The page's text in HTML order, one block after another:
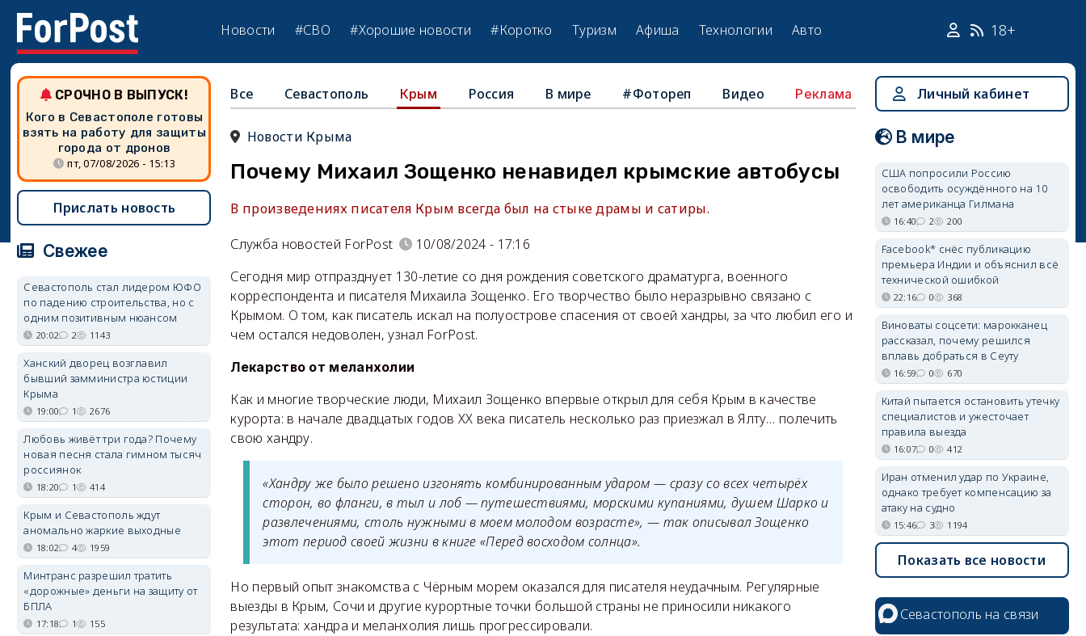
Новости #СВО #Хорошие новости #Коротко Туризм Афиша Технологии Авто 18+
Все Севастополь Крым Россия В мире #Фотореп Видео Реклама
Новости Крыма
Почему Михаил Зощенко ненавидел крымские автобусы
В произведениях писателя Крым всегда был на стыке драмы и сатиры.
Служба новостей ForPost
10/08/2024 - 17:16
Сегодня мир отпразднует 130-летие со дня рождения советского драматурга, военного
корреспондента и писателя Михаила Зощенко. Его творчество было неразрывно связано с
Крымом. О том, как писатель искал на полуострове спасения от своей хандры, за что любил его и
чем остался недоволен, узнал ForPost.
Лекарство от меланхолии
Как и многие творческие люди, Михаил Зощенко впервые открыл для себя Крым в качестве
курорта: в начале двадцатых годов XX века писатель несколько раз приезжал в Ялту… полечить
свою хандру.
«Хандру же было решено изгонять комбинированным ударом — сразу со всех четырёх
сторон, во фланги, в тыл и лоб — путешествиями, морскими купаниями, душем Шарко и
развлечениями, столь нужными в моем молодом возрасте», — так описывал Зощенко
этот период своей жизни в книге «Перед восходом солнца».
Но первый опыт знакомства с Чёрным морем оказался для писателя неудачным. Регулярные
выезды в Крым, Сочи и другие курортные точки большой страны не приносили никакого
результата: хандра и меланхолия лишь прогрессировали.
СРОЧНО В ВЫПУСК!
Кого в Севастополе готовы
взять на работу для защиты
города от дронов
пт, 07/08/2026 - 15:13
Прислать новость
Свежее
Севастополь стал лидером ЮФО
по падению строительства, но с
одним позитивным нюансом
20:02 2 1143
Ханский дворец возглавил
бывший замминистра юстиции
Крыма
19:00 1 2676
Любовь живёт три года? Почему
новая песня стала гимном тысяч
россиянок
18:20 1 414
Крым и Севастополь ждут
аномально жаркие выходные
18:02 4 1959
Минтранс разрешил тратить
«дорожные» деньги на защиту от
БПЛА
17:18 1 155
Личный кабинет
В мире
США попросили Россию
освободить осуждённого на 10
лет американца Гилмана
16:40 2 200
Facebook* снёс публикацию
премьера Индии и объяснил всё
технической ошибкой
22:16 0 368
Виноваты соцсети: марокканец
рассказал, почему решился
вплавь добраться в Сеуту
16:59 0 670
Китай пытается остановить утечку
специалистов и ужесточает
правила выезда
16:07 0 412
Иран отменил удар по Украине,
однако требует компенсацию за
атаку на судно
15:46 3 1194
Показать все новости
Севастополь на связи